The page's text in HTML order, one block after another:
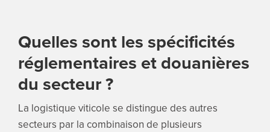
Quelles sont les spécificités
réglementaires et douanières
du secteur ?
La logistique viticole se distingue des autres
secteurs par la combinaison de plusieurs